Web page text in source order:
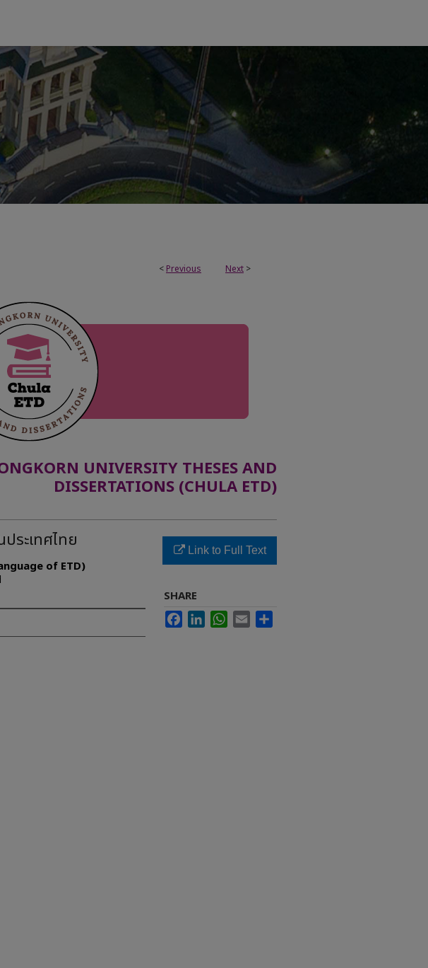
< Previous Next >
UNIVERSITY THESES AND
DISSERTATIONS (CHULA ETD)
ระเทศไทย
of ETD)
Link to Full Text
SHARE
FacebookLinkedInWhatsApp
Email